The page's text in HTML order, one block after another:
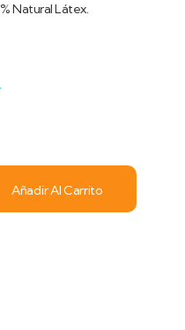
Natural Látex.
Añadir Al Carrito